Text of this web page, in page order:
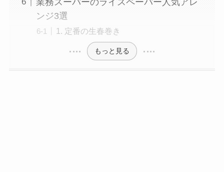
ンジ3選
1. 定番の生春巻き
もっと見る